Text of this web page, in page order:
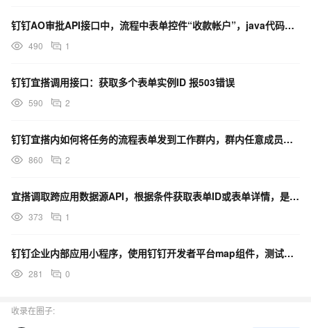
钉钉AO审批API接口中，流程中表单控件“收款帐户”，java代码中如何赋值？
490 1
钉钉宜搭调用接口：获取多个表单实例ID 报503错误
590 2
钉钉宜搭内如何将任务的流程表单发到工作群内，群内任意成员可以查看此任务，并选择是否接受任务？
860 2
宜搭调取跨应用数据源API，根据条件获取表单ID或表单详情，是否支持关键字模糊搜索？
373 1
钉钉企业内部应用小程序，使用钉钉开发者平台map组件，测试发现，ios端不展示marker，安卓可以
281 0
收录在圈子: